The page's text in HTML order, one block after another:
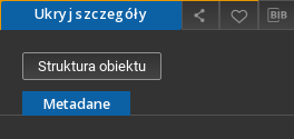
Ukryj szczegóły
Struktura obiektu
Metadane